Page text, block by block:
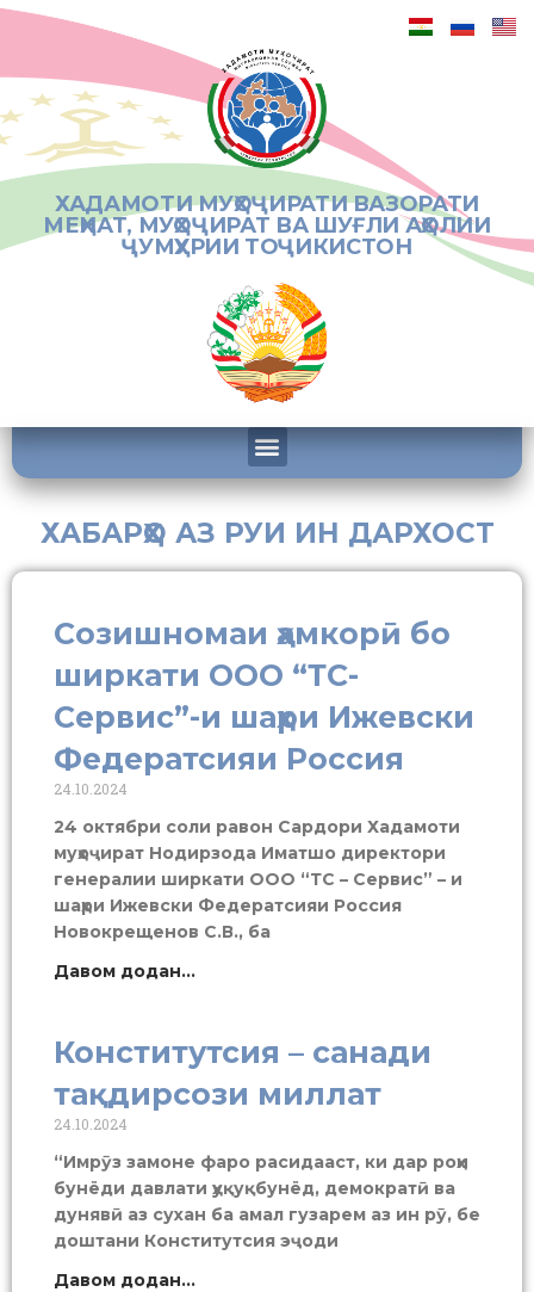
ХАДАМОТИ МУҲОҶИРАТИ ВАЗОРАТИ
МЕҲНАТ, МУҲОҶИРАТ ВА ШУҒЛИ АҲОЛИИ
ҶУМҲУРИИ ТОҶИКИСТОН
ХАБАРҲО АЗ РУИ ИН ДАРХОСТ
Созишномаи ҳамкорӣ бо
ширкати ООО “ТС-
Сервис”-и шаҳри Ижевски
Федератсияи Россия
24.10.2024
24 октябри соли равон Сардори Хадамоти
муҳоҷират Нодирзода Иматшо директори
генералии ширкати ООО “ТС – Сервис” – и
шаҳри Ижевски Федератсияи Россия
Новокрещенов С.В., ба
Давом додан...
Конститутсия – санади
тақдирсози миллат
24.10.2024
“Имрӯз замоне фаро расидааст, ки дар роҳи
бунёди давлати ҳуқуқбунёд, демократӣ ва
дунявӣ аз сухан ба амал гузарем аз ин рӯ, бе
доштани Конститутсия эҷоди
Давом додан...